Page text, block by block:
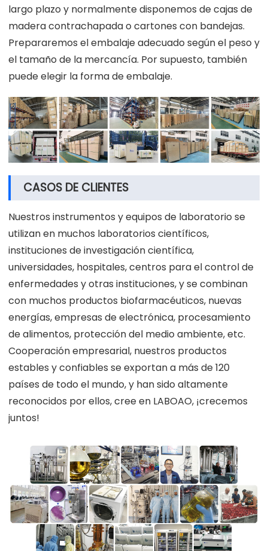
largo plazo y normalmente disponemos de cajas de
madera contrachapada o cartones con bandejas.
Prepararemos el embalaje adecuado según el peso y
el tamaño de la mercancía. Por supuesto, también
puede elegir la forma de embalaje.
CASOS DE CLIENTES
Nuestros instrumentos y equipos de laboratorio se
utilizan en muchos laboratorios científicos,
instituciones de investigación científica,
universidades, hospitales, centros para el control de
enfermedades y otras instituciones, y se combinan
con muchos productos biofarmacéuticos, nuevas
energías, empresas de electrónica, procesamiento
de alimentos, protección del medio ambiente, etc.
Cooperación empresarial, nuestros productos
estables y confiables se exportan a más de 120
países de todo el mundo, y han sido altamente
reconocidos por ellos, cree en LABOAO, ¡crecemos
juntos!